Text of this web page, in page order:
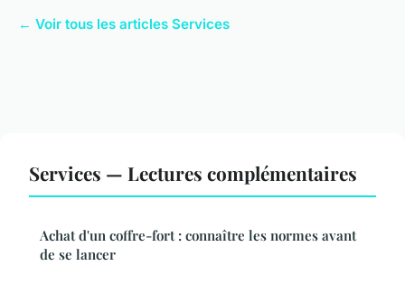
← Voir tous les articles Services
Services — Lectures complémentaires
Achat d'un coffre-fort : connaître les normes avant
de se lancer